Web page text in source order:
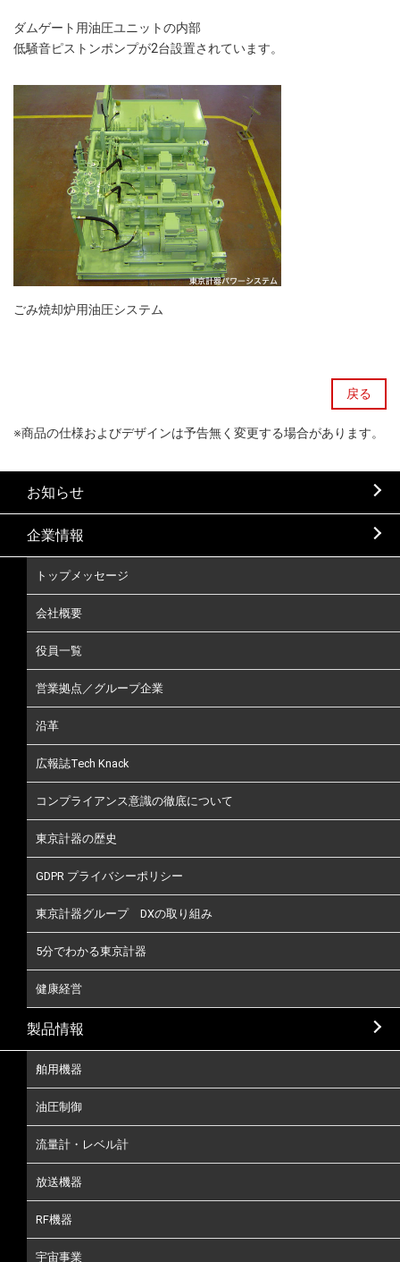
ダムゲート用油圧ユニットの内部
低騒音ピストンポンプが2台設置されています。
ごみ焼却炉用油圧システム
戻る
※商品の仕様およびデザインは予告無く変更する場合があります。
お知らせ
企業情報
トップメッセージ
会社概要
役員一覧
営業拠点／グループ企業
沿革
広報誌Tech Knack
コンプライアンス意識の徹底について
東京計器の歴史
GDPR プライバシーポリシー
東京計器グループ DXの取り組み
5分でわかる東京計器
健康経営
製品情報
舶用機器
油圧制御
流量計・レベル計
放送機器
RF機器
宇宙事業